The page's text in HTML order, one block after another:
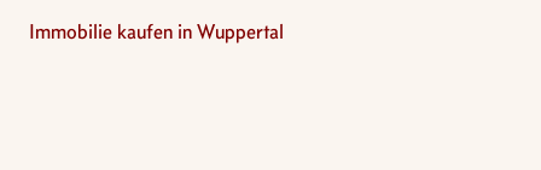
Immobilie kaufen in Wuppertal